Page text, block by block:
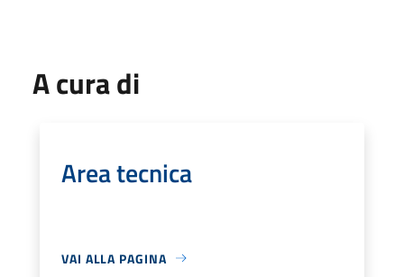
A cura di
Area tecnica
VAI ALLA PAGINA